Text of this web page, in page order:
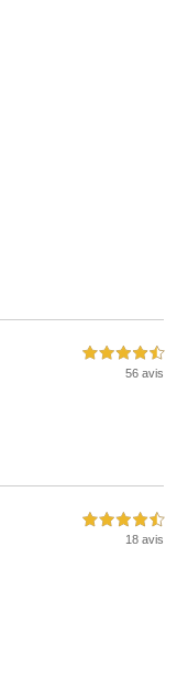
4,5 étoiles sur 5
56 avis
4,5 étoiles sur 5
18 avis